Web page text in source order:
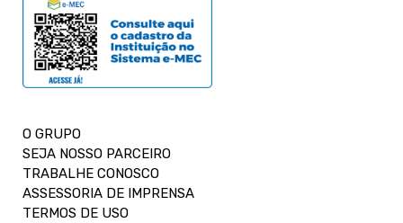
O GRUPO
SEJA NOSSO PARCEIRO
TRABALHE CONOSCO
ASSESSORIA DE IMPRENSA
TERMOS DE USO